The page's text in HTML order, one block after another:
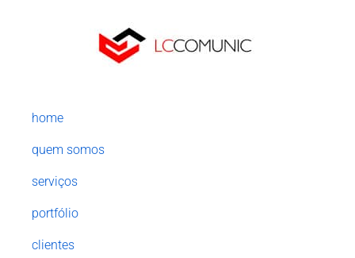
home
quem somos
serviços
portfólio
clientes